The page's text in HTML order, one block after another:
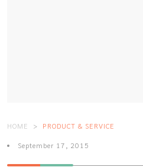
HOME PRODUCT & SERVICE
September 17, 2015